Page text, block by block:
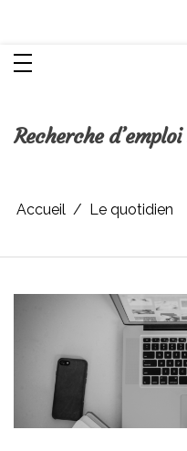
Recherche
Accueil Le quotidien